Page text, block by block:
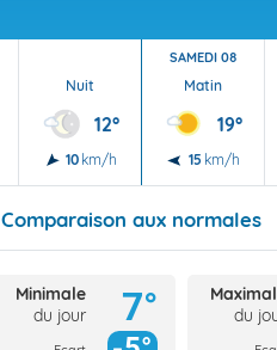
Nuit
12°
10 km/h
SAMEDI 08
Matin
19°
15 km/h
Comparaison aux normales
Minimale
du jour
7°
du